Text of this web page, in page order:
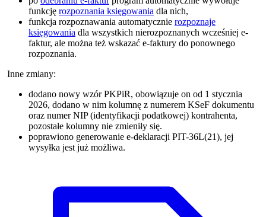
funkcję rozpoznania księgowania dla nich,
funkcja rozpoznawania automatycznie rozpoznaje
księgowania dla wszystkich nierozpoznanych wcześniej e-
faktur, ale można też wskazać e-faktury do ponownego
rozpoznania.
Inne zmiany:
dodano nowy wzór PKPiR, obowiązuje on od 1 stycznia
2026, dodano w nim kolumnę z numerem KSeF dokumentu
oraz numer NIP (identyfikacji podatkowej) kontrahenta,
pozostałe kolumny nie zmieniły się.
poprawiono generowanie e-deklaracji PIT-36L(21), jej
wysyłka jest już możliwa.